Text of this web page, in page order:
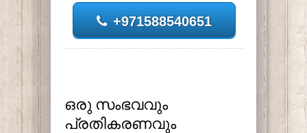
+971588540651
ഒരു സംഭവവും
പ്രതികരണവും